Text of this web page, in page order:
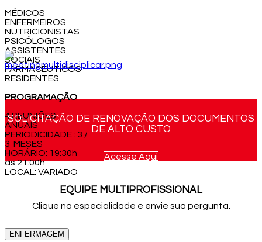
MÉDICOS
ENFERMEIROS
NUTRICIONISTAS
PSICÓLOGOS
ASSISTENTES
SOCIAIS
FARMACÊUTICOS
RESIDENTES
PROGRAMAÇÃO
4 REUNIÕES
ANUAIS
PERIODICIDADE : 3 /
3 MESES
HORÁRIO: 19:30h
às 21:00h
LOCAL: VARIADO
SOLICITAÇÃO DE RENOVAÇÃO DOS DOCUMENTOS
DE ALTO CUSTO
Acesse Aqui
EQUIPE MULTIPROFISSIONAL
Clique na especialidade e envie sua pergunta.
ENFERMAGEM